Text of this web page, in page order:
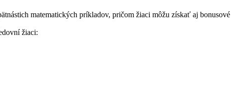
matematických príkladov, pričom žiaci môžu získať aj bonusové
žiaci: